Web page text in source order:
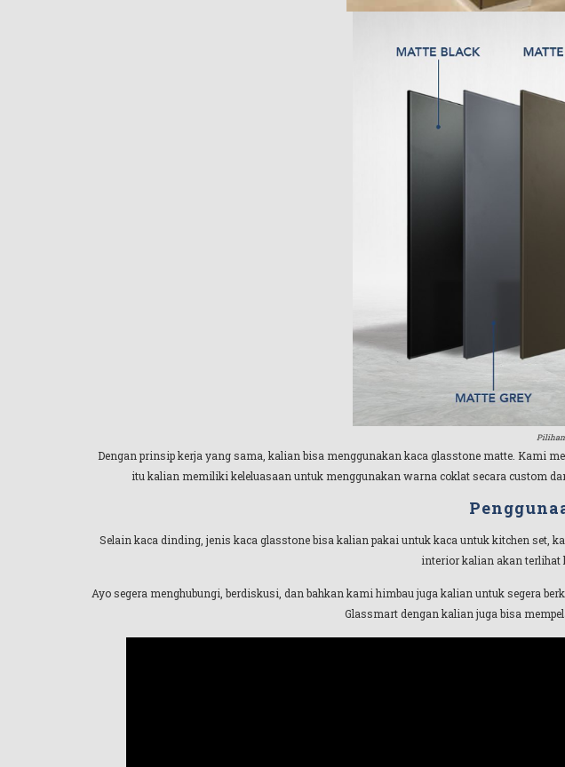
Pilihan
Dengan prinsip kerja yang sama, kalian bisa menggunakan kaca glasstone matte. Kami
itu kalian memiliki keleluasaan untuk menggunakan warna coklat secara custom
Selain kaca dinding, jenis kaca glasstone bisa kalian pakai untuk kaca untuk kitchen set,
interior kalian akan terlihat
Ayo segera menghubungi, berdiskusi, dan bahkan kami himbau juga kalian untuk segera
Glassmart dengan kalian juga bisa